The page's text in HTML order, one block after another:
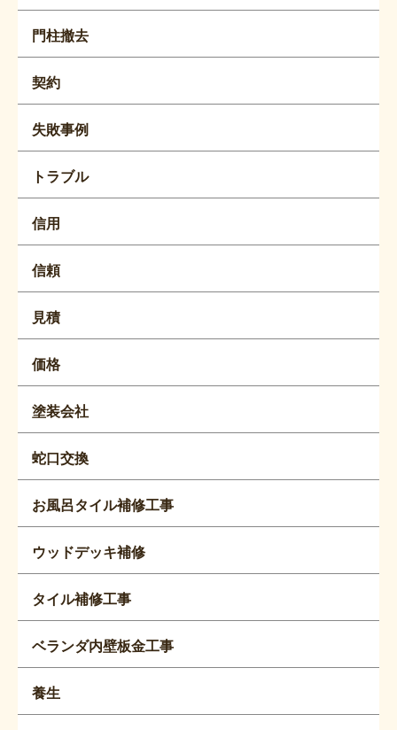
門柱撤去
契約
失敗事例
トラブル
信用
信頼
見積
価格
塗装会社
蛇口交換
お風呂タイル補修工事
ウッドデッキ補修
タイル補修工事
ベランダ内壁板金工事
養生